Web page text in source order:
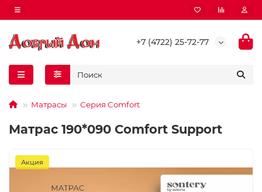
+7 (4722) 25-72-77
Матрасы Серия Comfort
Матрас 190*090 Comfort Support
Акция